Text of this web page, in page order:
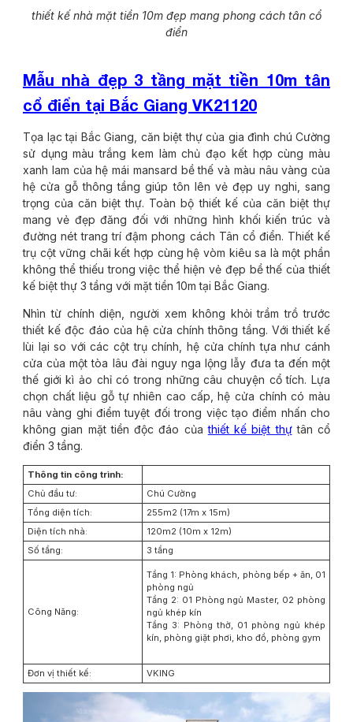
thiết kế nhà mặt tiền 10m đẹp mang phong cách tân cổ
điển
Mẫu nhà đẹp 3 tầng mặt tiền 10m tân
cổ điển tại Bắc Giang VK21120
Tọa lạc tại Bắc Giang, căn biệt thự của gia đình chú Cường
sử dụng màu trắng kem làm chủ đạo kết hợp cùng màu
xanh lam của hệ mái mansard bề thế và màu nâu vàng của
hệ cửa gỗ thông tầng giúp tôn lên vẻ đẹp uy nghi, sang
trọng của căn biệt thự. Toàn bộ thiết kế của căn biệt thự
mang vẻ đẹp đăng đối với những hình khối kiến trúc và
đường nét trang trí đậm phong cách Tân cổ điển. Thiết kế
trụ cột vững chãi kết hợp cùng hệ vòm kiêu sa là một phần
không thể thiếu trong việc thể hiện vẻ đẹp bề thế của thiết
kế biệt thự 3 tầng với mặt tiền 10m tại Bắc Giang.
Nhìn từ chính diện, người xem không khỏi trầm trồ trước
thiết kế độc đáo của hệ cửa chính thông tầng. Với thiết kế
lùi lại so với các cột trụ chính, hệ cửa chính tựa như cánh
cửa của một tòa lâu đài nguy nga lộng lẫy đưa ta đến một
thế giới kì ảo chỉ có trong những câu chuyện cổ tích. Lựa
chọn chất liệu gỗ tự nhiên cao cấp, hệ cửa chính có màu
nâu vàng ghi điểm tuyệt đối trong việc tạo điểm nhấn cho
không gian mặt tiền độc đáo củathiết kế biệt thựtân cổ
điển 3 tầng.
Thông tin công trình:
Chủ đầu tư:
Chú Cường
Tổng diện tích:
255m2 (17m x 15m)
Diện tích nhà:
120m2 (10m x 12m)
Số tầng:
3 tầng
Công Năng:
Tầng 1: Phòng khách, phòng bếp + ăn, 01
phòng ngủ
Tầng 2: 01 Phòng ngủ Master, 02 phòng
ngủ khép kín
Tầng 3: Phòng thờ, 01 phòng ngủ khép
kín, phòng giặt phơi, kho đồ, phòng gym
Đơn vị thiết kế: VKING